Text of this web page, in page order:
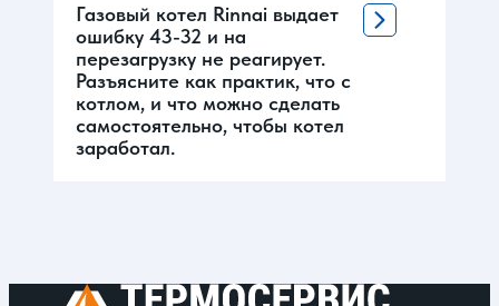
Газовый котел Rinnai выдает
ошибку 43-32 и на
перезагрузку не реагирует.
Разъясните как практик, что с
котлом, и что можно сделать
самостоятельно, чтобы котел
заработал.